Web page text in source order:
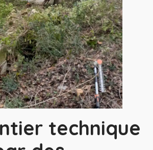
technique